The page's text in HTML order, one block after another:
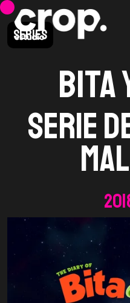
Skip
to
main
Series
Bita
Serie